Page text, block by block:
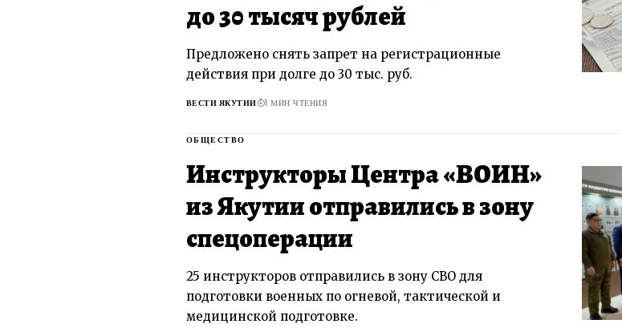
до 30 тысяч рублей
Предложено снять запрет на регистрационные
действия при долге до 30 тыс. руб.
ВЕСТИ ЯКУТИИ 1 МИН ЧТЕНИЯ
ОБЩЕСТВО
Инструкторы Центра «ВОИН»
из Якутии отправились в зону
спецоперации
25 инструкторов отправились в зону СВО для
подготовки военных по огневой, тактической и
медицинской подготовке.